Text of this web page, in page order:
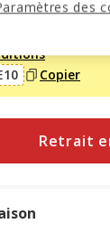
Copier
Retrait
des